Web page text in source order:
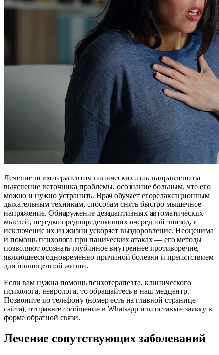
Лечение психотерапевтом панических атак направлено на
выяснение источника проблемы, осознание больным, что его
можно и нужно устранить. Врач обучает егорелаксационным
дыхательным техникам, способам снять быстро мышечное
напряжение. Обнаружение дезадаптивных автоматических
мыслей, нередко предопределяющих очередной эпизод, и
исключение их из жизни ускоряет выздоровление. Неоценима
и помощь психолога при панических атаках — его методы
позволяют осознать глубинное внутреннее противоречие,
являющееся одновременно причиной болезни и препятствием
для полноценной жизни.
Если вам нужна помощь психотерапевта, клинического
психолога, невролога, то обращайтесь в наш медцентр.
Позвоните по телефону (номер есть на главной странице
сайта), отправьте сообщение в Whatsapp или оставьте заявку в
форме обратной связи.
Лечение сопутствующих заболеваний